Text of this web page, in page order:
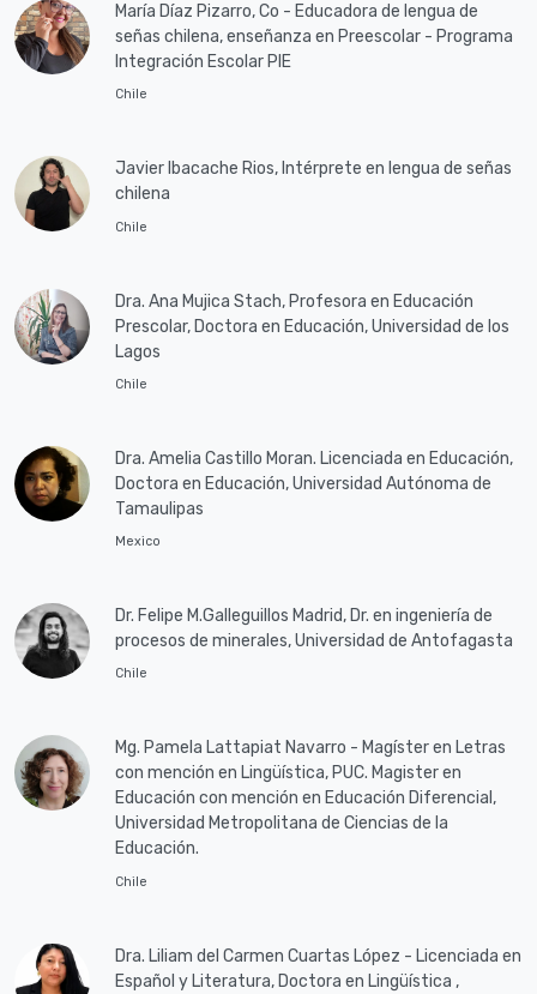
María Díaz Pizarro, Co - Educadora de lengua de
señas chilena, enseñanza en Preescolar - Programa
Integración Escolar PIE
Chile
Javier Ibacache Rios, Intérprete en lengua de señas
chilena
Chile
Dra. Ana Mujica Stach, Profesora en Educación
Prescolar, Doctora en Educación, Universidad de los
Lagos
Chile
Dra. Amelia Castillo Moran. Licenciada en Educación,
Doctora en Educación, Universidad Autónoma de
Tamaulipas
Mexico
Dr. Felipe M.Galleguillos Madrid, Dr. en ingeniería de
procesos de minerales, Universidad de Antofagasta
Chile
Mg. Pamela Lattapiat Navarro - Magíster en Letras
con mención en Lingüística, PUC. Magister en
Educación con mención en Educación Diferencial,
Universidad Metropolitana de Ciencias de la
Educación.
Chile
Dra. Liliam del Carmen Cuartas López - Licenciada en
Español y Literatura, Doctora en Lingüística ,